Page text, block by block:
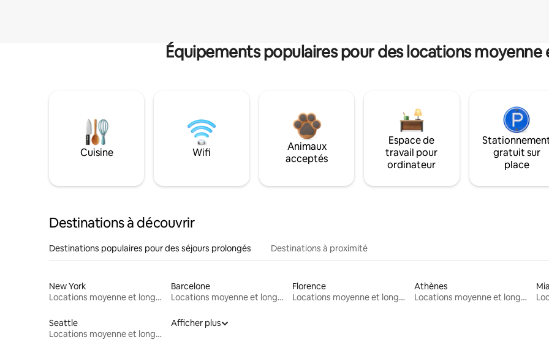
Équipements populaires pour des locations
Cuisine Wifi
Animaux
acceptés
Espace de
travail pour
ordinateur
gratuit sur
place
Destinations à découvrir
Destinations populaires pour des séjours prolongés Destinations à proximité
New York
Locations moyenne et longue durée
Barcelone
Locations moyenne et longue durée
Florence
Locations moyenne et longue durée
Athènes
Locations moyenne et longue durée
Seattle
Locations moyenne et longue durée
Afficher plus